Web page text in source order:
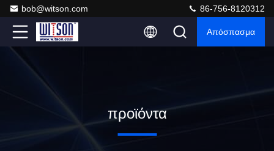
bob@witson.com 86-756-8120312
Απόσπασμα
προϊόντα